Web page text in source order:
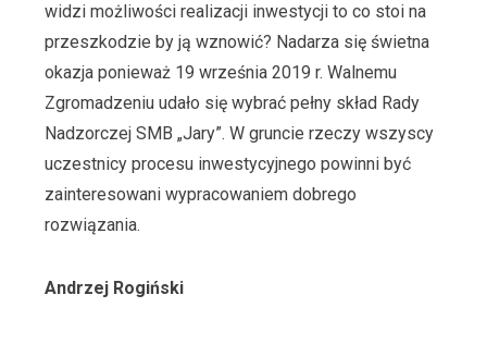
widzi możliwości realizacji inwestycji to co stoi na
przeszkodzie by ją wznowić? Nadarza się świetna
okazja ponieważ 19 września 2019 r. Walnemu
Zgromadzeniu udało się wybrać pełny skład Rady
Nadzorczej SMB „Jary”. W gruncie rzeczy wszyscy
uczestnicy procesu inwestycyjnego powinni być
zainteresowani wypracowaniem dobrego
rozwiązania.
Andrzej Rogiński